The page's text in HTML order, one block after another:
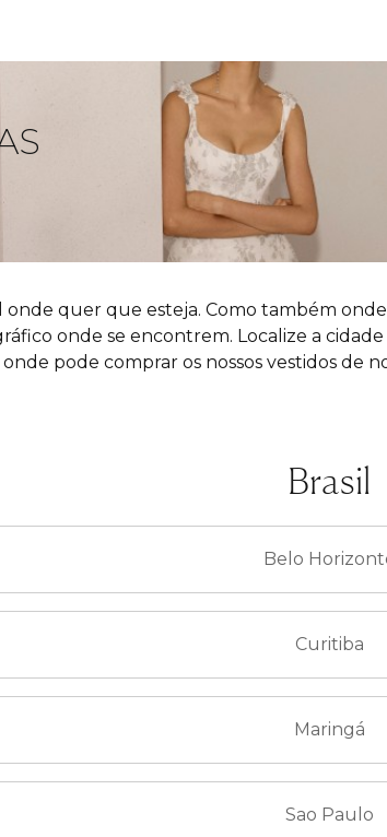
quer que esteja. Como também
onde se encontrem. Localize a
pode comprar os nossos vestidos de
Brasil
Belo
Curitiba
Maringá
Sao Paulo